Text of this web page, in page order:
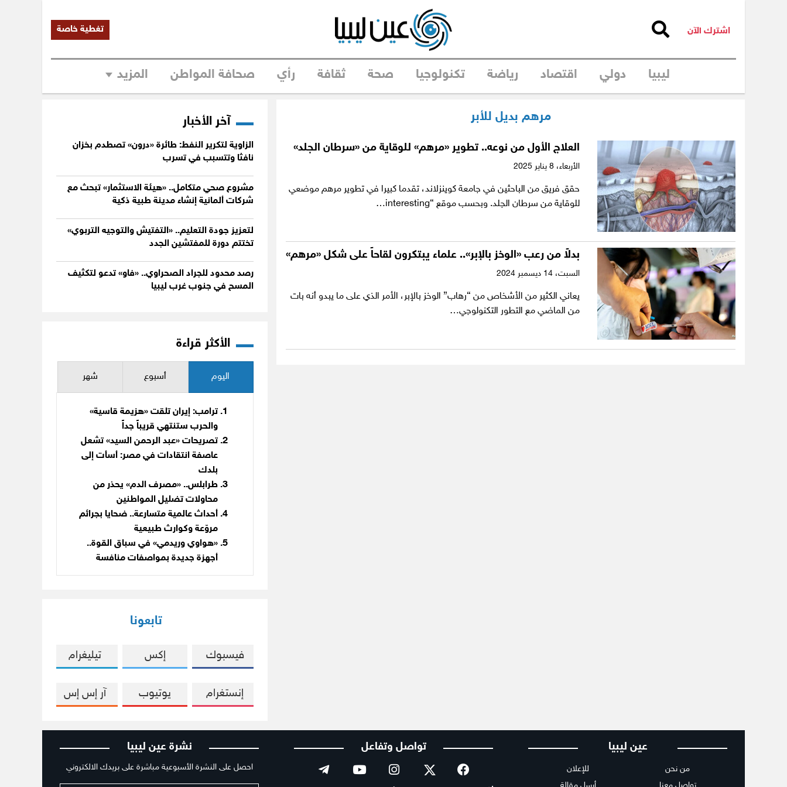
اشترك الآن تغطية خاصة
ليبيا دولي اقتصاد رياضة تكنولوجيا صحة ثقافة رأي صحافة المواطن المزيد
مرهم بديل للأبر
العلاج الأول من نوعه.. تطوير «مرهم» للوقاية من «سرطان الجلد»
الأربعاء،
حقق فريق من الباحثين في جامعة كوينزلاند، تقدما كبيرا في تطوير مرهم موضعي
للوقاية من سرطان الجلد. وبحسب موقع “interesting…
بدلاً من رعب «الوخز بالإبر».. علماء يبتكرون لقاحاً على شكل «مرهم»
السبت،
يعاني الكثير من الأشخاص من “رهاب” الوخز بالإبر، الأمر الذي على ما يبدو أنه بات
من الماضي مع التطور التكنولوجي…
آخر الأخبار
الزاوية لتكرير النفط: طائرة «درون» تصطدم بخزان
نافثا وتتسبب في تسرب
مشروع صحي متكامل.. «هيئة الاستثمار» تبحث مع
شركات ألمانية إنشاء مدينة طبية ذكية
لتعزيز جودة التعليم.. «التفتيش والتوجيه التربوي»
تختتم دورة للمفتشين الجدد
رصد محدود للجراد الصحراوي.. «فاو» تدعو لتكثيف
المسح في جنوب غرب ليبيا
الأكثر قراءة
اليوم أسبوع شهر
ترامب: إيران تلقت «هزيمة قاسية»
والحرب ستنتهي قريباً جداً
تصريحات «عبد الرحمن السيد» تشعل
عاصفة انتقادات في مصر: أسأت إلى
بلدك
طرابلس.. «مصرف الدم» يحذر من
محاولات تضليل المواطنين
أحداث عالمية متسارعة.. ضحايا بجرائم
مروّعة وكوارث طبيعية
«هواوي وريدمي» في سباق القوة..
أجهزة جديدة بمواصفات منافسة
تابعونا
فيسبوك إكس تيليغرام
إنستغرام يوتيوب آر إس إس
عين ليبيا
من نحن
للإعلان
تواصل وتفاعل نشرة عين ليبيا
احصل على النشرة الأسبوعية مباشرة على بريدك الالكتروني